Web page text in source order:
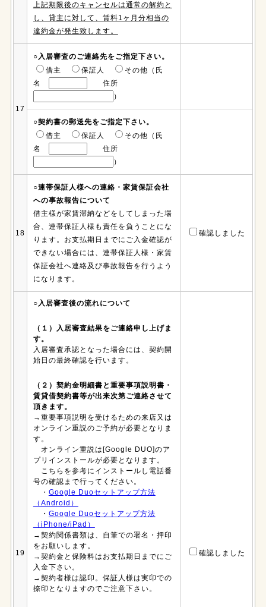
上記期限後のキャンセルは通常の解約と
し、貸主に対して、賃料1ヶ月分相当の
違約金が発生致します。
17
○入居審査のご連絡先をご指定下さい。
借主
保証人
その他（氏
名
住所
）
○契約書の郵送先をご指定下さい。
借主
保証人
その他（氏
名
住所
）
18
○連帯保証人様への連絡・家賃保証会社
への事故報告について
借主様が家賃滞納などをしてしまった場
合、連帯保証人様も責任を負うことにな
ります。お支払期日までにご入金確認が
できない場合には、連帯保証人様・家賃
保証会社へ連絡及び事故報告を行うよう
になります。
確認しました
19
○入居審査後の流れについて
（１）入居審査結果をご連絡申し上げま
す。
入居審査承認となった場合には、契約開
始日の最終確認を行います。
（２）契約金明細書と重要事項説明書・
賃貸借契約書等が出来次第ご連絡させて
頂きます。
→重要事項説明を受けるための来店又は
オンライン重説のご予約が必要となりま
す。
オンライン重説は[Google DUO]のア
プリインストールが必要となります。
こちらを参考にインストールし電話番
号の確認まで行ってください。
・ Google Duoセットアップ方法
（Android）
・ Google Duoセットアップ方法
（iPhone/iPad）
→契約関係書類は、自筆での署名・押印
をお願いします。
→契約金と保険料はお支払期日までにご
入金下さい。
→契約者様は認印。保証人様は実印での
捺印となりますのでご注意下さい。
確認しました